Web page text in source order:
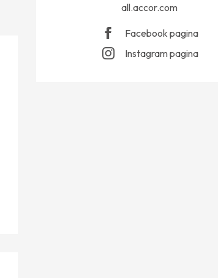
all.accor.com
Facebook pagina
Instagram pagina